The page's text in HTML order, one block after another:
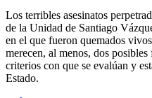
Los terribles asesinatos
de la Unidad de Santiago
en el que fueron quemados
merecen, al menos, dos
criterios con que se evalúan y
Estado.